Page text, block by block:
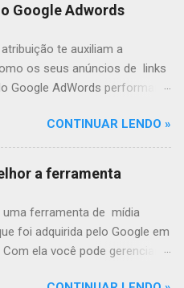
Google Adwords
te auxiliam a
os seus anúncios de links
Google AdWords performam,
de Atribuição Você vai a
e decide comer tudo o que
batata-frita, milk
sucos. Ao chegar em casa,
essa fruta!” Mas, será que
verdadeiro? Com certeza não.
estamos deixando de atribuir
CONTINUAR LENDO »
a ferramenta
uma ferramenta de mídia
foi adquirida pelo Google em
ela você pode gerenciar